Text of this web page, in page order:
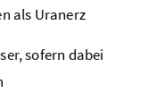
als Uranerz
sofern dabei